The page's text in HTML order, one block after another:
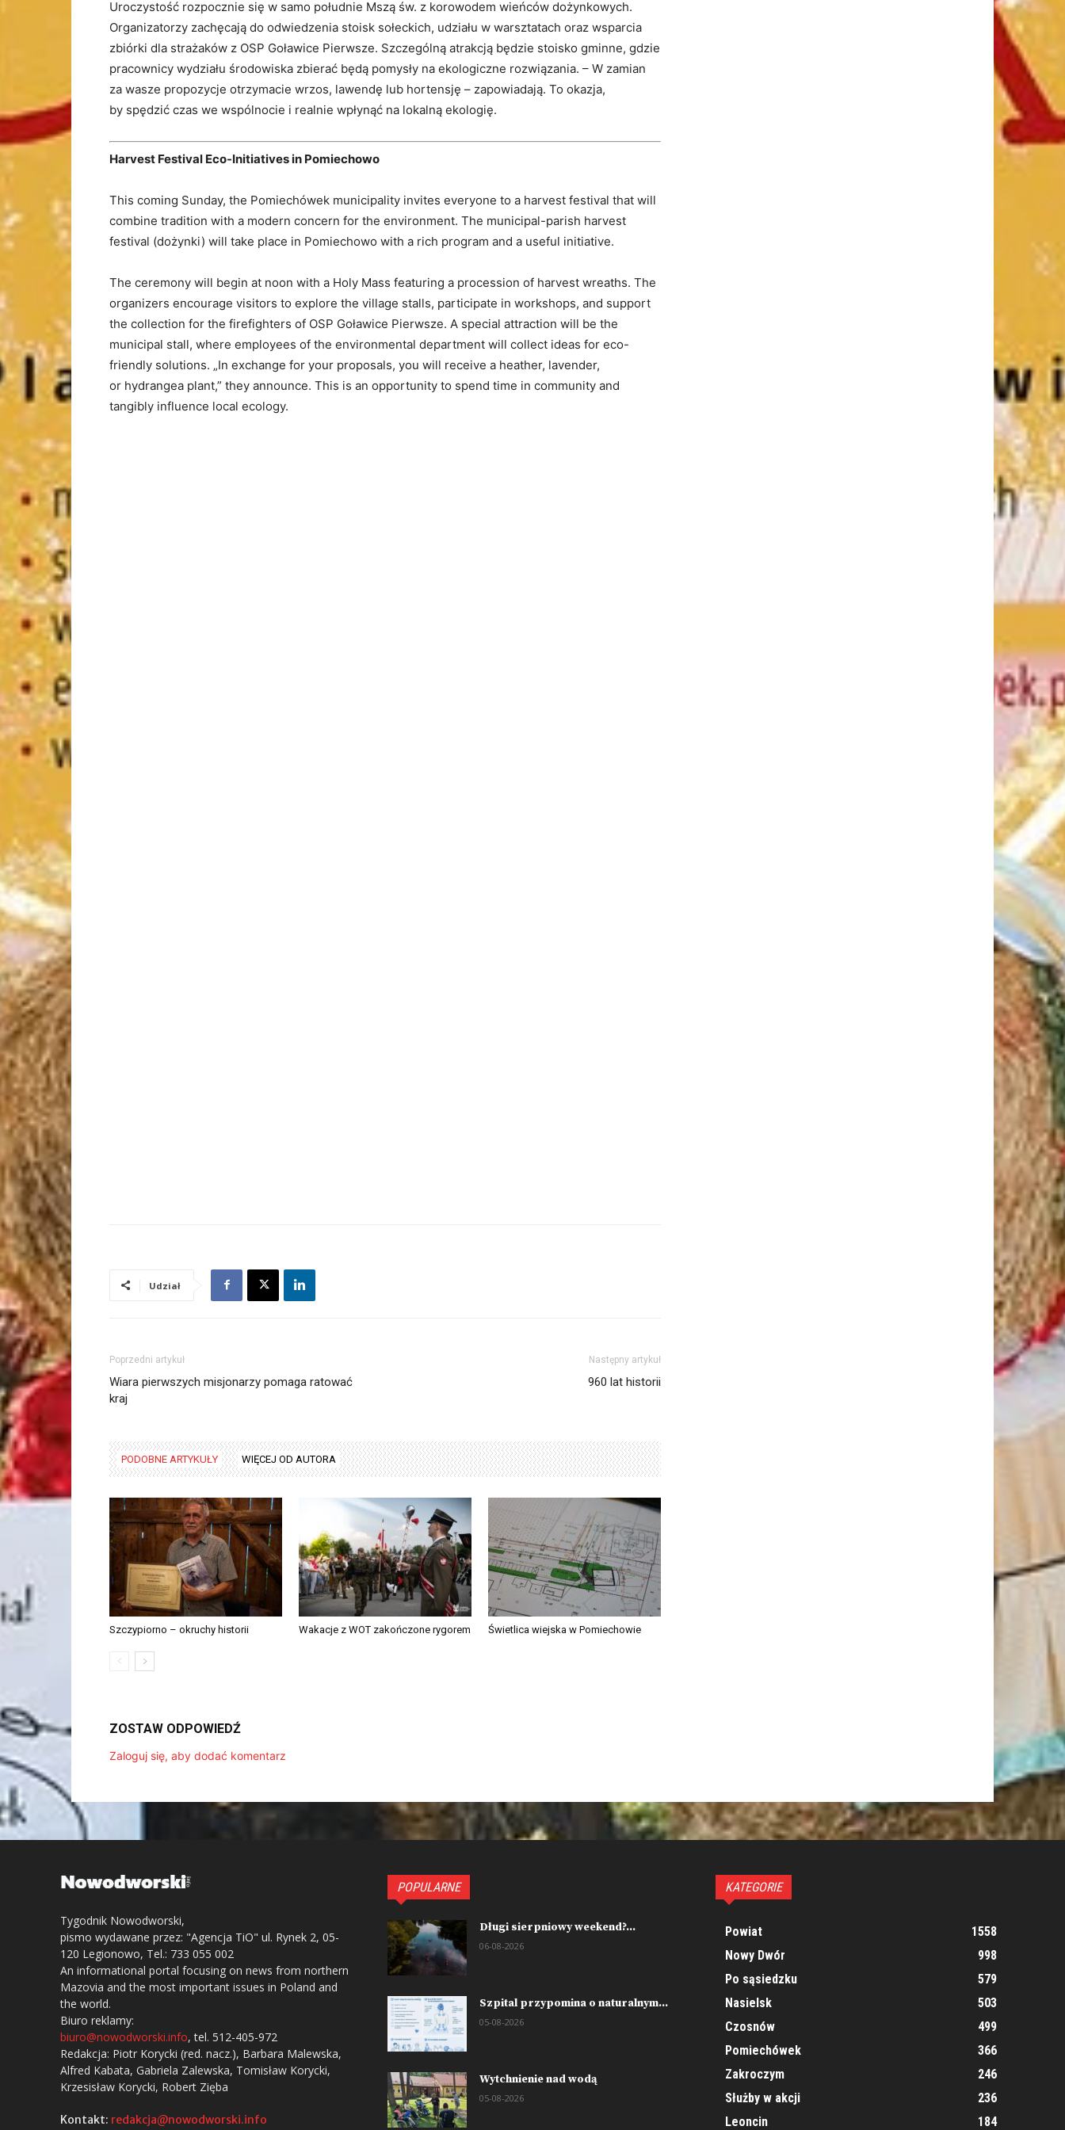
Uroczystość rozpocznie się w samo południe Mszą św. z korowodem wieńców dożynkowych.
Organizatorzy zachęcają do odwiedzenia stoisk sołeckich, udziału w warsztatach oraz wsparcia
zbiórki dla strażaków z OSP Goławice Pierwsze. Szczególną atrakcją będzie stoisko gminne, gdzie
pracownicy wydziału środowiska zbierać będą pomysły na ekologiczne rozwiązania. – W zamian
za wasze propozycje otrzymacie wrzos, lawendę lub hortensję – zapowiadają. To okazja,
by spędzić czas we wspólnocie i realnie wpłynąć na lokalną ekologię.
Harvest Festival Eco-Initiatives in Pomiechowo
This coming Sunday, the Pomiechówek municipality invites everyone to a harvest festival that will
combine tradition with a modern concern for the environment. The municipal-parish harvest
festival (dożynki) will take place in Pomiechowo with a rich program and a useful initiative.
The ceremony will begin at noon with a Holy Mass featuring a procession of harvest wreaths. The
organizers encourage visitors to explore the village stalls, participate in workshops, and support
the collection for the firefighters of OSP Goławice Pierwsze. A special attraction will be the
municipal stall, where employees of the environmental department will collect ideas for eco-
friendly solutions. „In exchange for your proposals, you will receive a heather, lavender,
or hydrangea plant,” they announce. This is an opportunity to spend time in community and
tangibly influence local ecology.
Udział
Poprzedni artykuł
Wiara pierwszych misjonarzy pomaga ratować
kraj
Następny artykuł
960 lat historii
PODOBNE ARTYKUŁY WIĘCEJ OD AUTORA
Szczypiorno – okruchy historii Wakacje z WOT zakończone rygorem Świetlica wiejska w Pomiechowie
ZOSTAW ODPOWIEDŹ
Zaloguj się, aby dodać komentarz
Tygodnik Nowodworski,
pismo wydawane przez: "Agencja TiO" ul. Rynek 2, 05-
120 Legionowo, Tel.: 733 055 002
An informational portal focusing on news from northern
Mazovia and the most important issues in Poland and
the world.
Biuro reklamy:
biuro@nowodworski.info, tel. 512-405-972
Redakcja: Piotr Korycki (red. nacz.), Barbara Malewska,
Alfred Kabata, Gabriela Zalewska, Tomisław Korycki,
Krzesisław Korycki, Robert Zięba
Kontakt: redakcja@nowodworski.info
POPULARNE
Długi sierpniowy weekend?...
06-08-2026
Szpital przypomina o naturalnym...
05-08-2026
Wytchnienie nad wodą
05-08-2026
KATEGORIE
Powiat
1558
Nowy Dwór
998
Po sąsiedzku
579
Nasielsk
503
Czosnów
499
Pomiechówek
366
Zakroczym
246
Służby w akcji
236
Leoncin
184